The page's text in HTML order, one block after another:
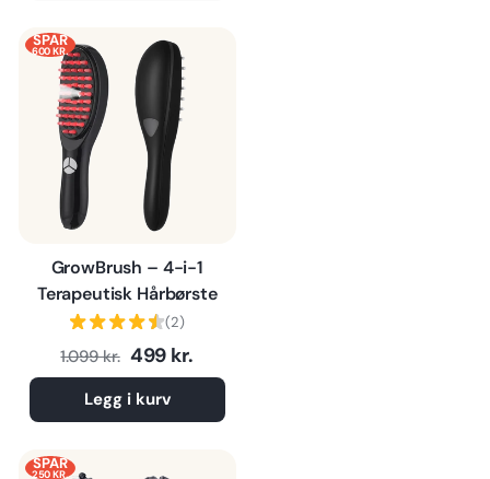
SPAR
600 KR.
GrowBrush – 4-i-1
Terapeutisk Hårbørste
(2)
Normalpris
1.099 kr. Tilbudspris
499 kr.
Legg i kurv
SPAR
250 KR.